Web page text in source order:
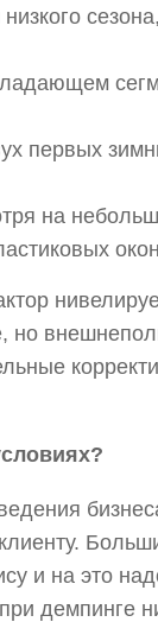
первых
на
но
и на это
демпинге